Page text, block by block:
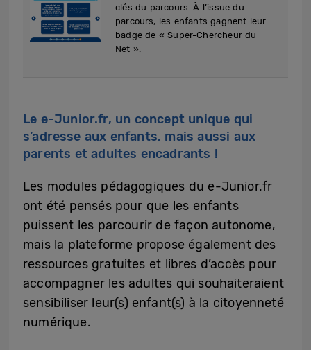
clés du parcours. À l’issue du
parcours, les enfants gagnent leur
badge de « Super-Chercheur du
Net ».
Le e-Junior.fr, un concept unique qui
s’adresse aux enfants, mais aussi aux
parents et adultes encadrants !
Les modules pédagogiques du e-Junior.fr
ont été pensés pour que les enfants
puissent les parcourir de façon autonome,
mais la plateforme propose également des
ressources gratuites et libres d’accès pour
accompagner les adultes qui souhaiteraient
sensibiliser leur(s) enfant(s) à la citoyenneté
numérique.